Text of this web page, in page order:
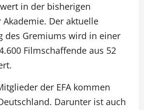
in der bisherigen
Akademie. Der aktuelle
des Gremiums wird in einer
Filmschaffende aus 52
der EFA kommen
Darunter ist auch